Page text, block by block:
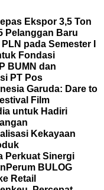
Ekspor 3,5 Ton
Pelanggan Baru
pada Semester I
Fondasi
BUMN dan
PT Pos
Garuda: Dare to
Film
untuk Hadiri
Kekayaan
Perkuat Sinergi
Perum BULOG
Retail